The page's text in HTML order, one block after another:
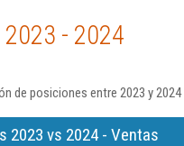
- 2024
de posiciones entre 2023 y
2023 vs 2024 - Ventas